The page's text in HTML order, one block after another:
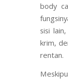
body
sisi
krim,
rentan.